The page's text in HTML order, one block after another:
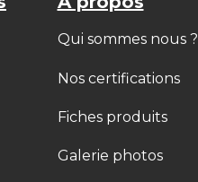
Qui sommes nous ?
Nos certifications
Fiches produits
Galerie photos